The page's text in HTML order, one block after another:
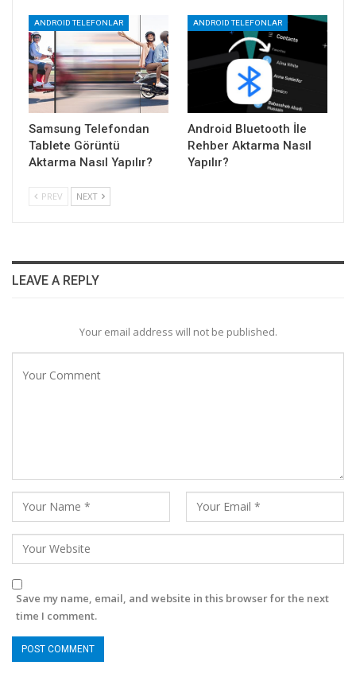
ANDROID TELEFONLAR
Samsung Telefondan
Tablete Görüntü
Aktarma Nasıl Yapılır?
ANDROID TELEFONLAR
Android Bluetooth İle
Rehber Aktarma Nasıl
Yapılır?
PREV NEXT
LEAVE A REPLY
Your email address will not be published.
Save my name, email, and website in this browser for the next
time I comment.